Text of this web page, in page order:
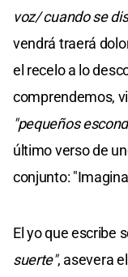
voz/ cuando se
vendrá traerá
el recelo a lo
comprendemos,
"pequeños
último verso de
conjunto:
El yo que escribe
suerte", asevera